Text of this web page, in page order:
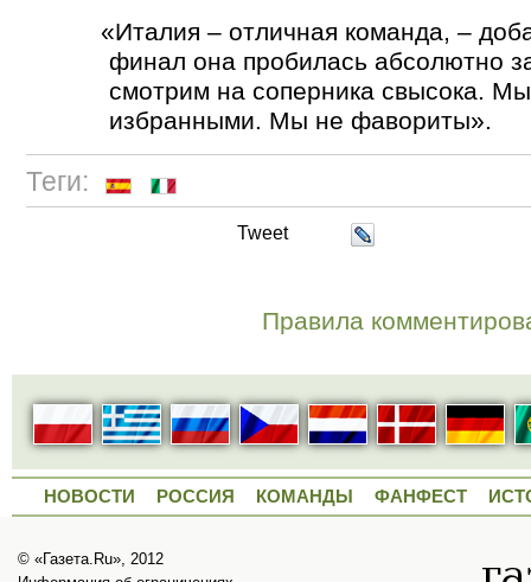
«Италия – отличная команда, –
финал она пробилась абсолютно
смотрим на соперника свысока.
избранными. Мы не фавориты».
Теги:
Tweet
Правила
НОВОСТИ РОССИЯ КОМАНДЫ ФАНФЕСТ
© «Газета.Ru», 2012